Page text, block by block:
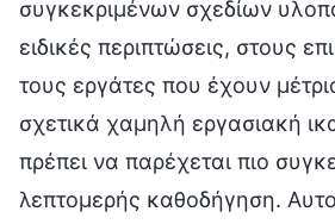
συγκεκριμένων σχεδίων
ειδικές περιπτώσεις, στους
τους εργάτες που έχουν
σχετικά χαμηλή εργασιακή
πρέπει να παρέχεται πιο
λεπτομερής καθοδήγηση.